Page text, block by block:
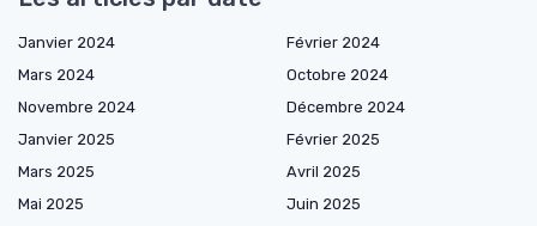
Janvier 2024
Février 2024
Mars 2024
Octobre 2024
Novembre 2024
Décembre 2024
Janvier 2025
Février 2025
Mars 2025
Avril 2025
Mai 2025
Juin 2025